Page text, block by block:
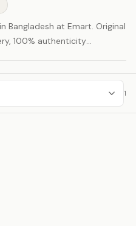
Bangladesh at Emart. Original
100% authenticity
1